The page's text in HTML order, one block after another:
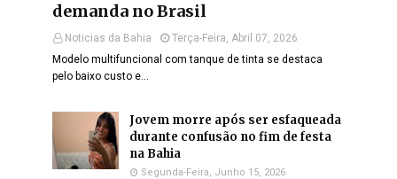
demanda no Brasil
Noticias da Bahia
Terça-Feira, Abril 07, 2026
Modelo multifuncional com tanque de tinta se destaca
pelo baixo custo e…
Jovem morre após ser esfaqueada
durante confusão no fim de festa
na Bahia
Segunda-Feira, Junho 15, 2026